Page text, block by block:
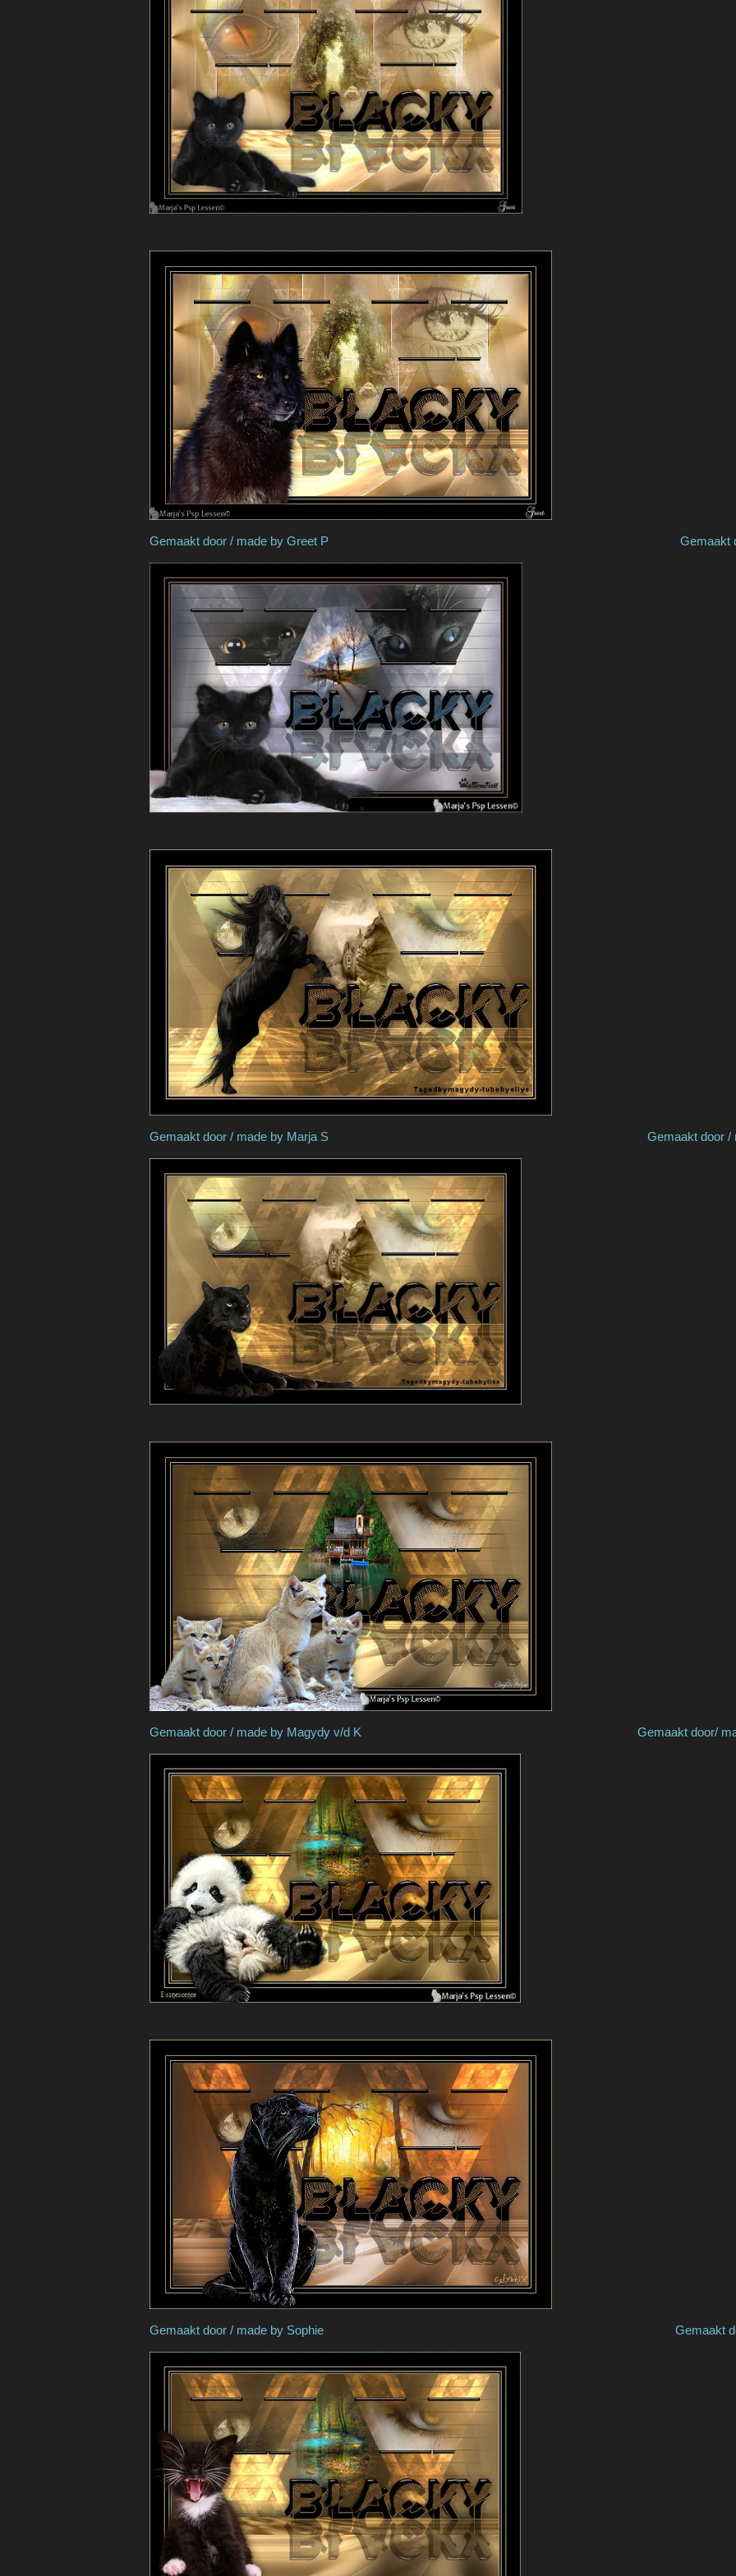
Gemaakt door / made by Greet P Gemaakt door /
Gemaakt door / made by Marja S Gemaakt door / made by
Gemaakt door / made by Magydy v/d K Gemaakt door/ made by
Gemaakt door / made by Sophie Gemaakt door /